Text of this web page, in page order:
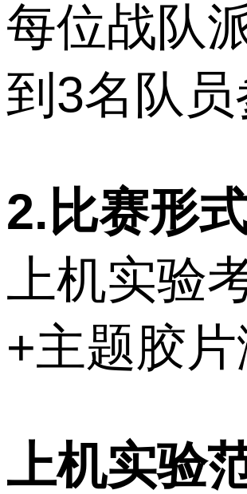
每位战队
到3名队员
2.比赛形式
上机实验
+主题胶
上机实验